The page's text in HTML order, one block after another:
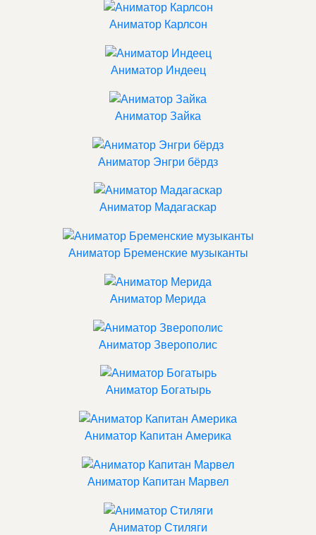
Аниматор Карлсон
Аниматор Индеец
Аниматор Зайка
Аниматор Энгри бёрдз
Аниматор Мадагаскар
Аниматор Бременские музыканты
Аниматор Мерида
Аниматор Зверополис
Аниматор Богатырь
Аниматор Капитан Америка
Аниматор Капитан Марвел
Аниматор Стиляги